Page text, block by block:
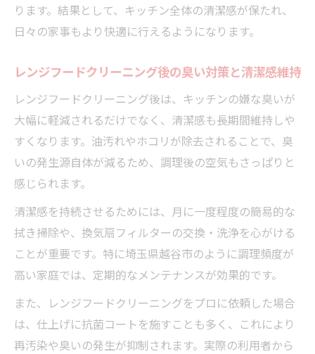
ります。結果として、キッチン全体の清潔感が保たれ、
日々の家事もより快適に行えるようになります。
レンジフードクリーニング後の臭い対策と清潔感維持
レンジフードクリーニング後は、キッチンの嫌な臭いが
大幅に軽減されるだけでなく、清潔感も長期間維持しや
すくなります。油汚れやホコリが除去されることで、臭
いの発生源自体が減るため、調理後の空気もさっぱりと
感じられます。
清潔感を持続させるためには、月に一度程度の簡易的な
拭き掃除や、換気扇フィルターの交換・洗浄を心がける
ことが重要です。特に埼玉県越谷市のように調理頻度が
高い家庭では、定期的なメンテナンスが効果的です。
また、レンジフードクリーニングをプロに依頼した場合
は、仕上げに抗菌コートを施すことも多く、これにより
再汚染や臭いの発生が抑制されます。実際の利用者から